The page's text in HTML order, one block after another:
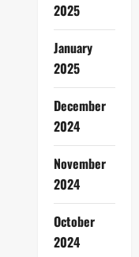
2025
January
2025
December
2024
November
2024
October
2024